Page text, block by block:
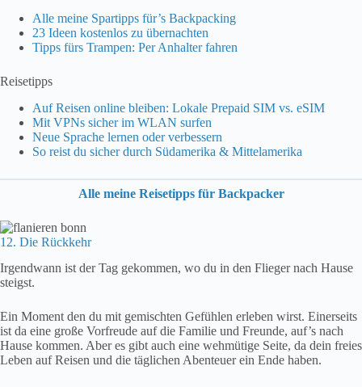
Alle meine Spartipps für’s Backpacking
23 Ideen kostenlos zu übernachten
Tipps fürs Trampen: Per Anhalter fahren
Reisetipps
Auf Reisen online bleiben: Lokale Prepaid SIM vs. eSIM
Mit VPNs sicher im WLAN surfen
Neue Sprache lernen oder verbessern
So reist du sicher durch Südamerika & Mittelamerika
Alle meine Reisetipps für Backpacker
12. Die Rückkehr
Irgendwann ist der Tag gekommen, wo du in den Flieger nach Hause
steigst.
Ein Moment den du mit gemischten Gefühlen erleben wirst. Einerseits
ist da eine große Vorfreude auf die Familie und Freunde, auf’s nach
Hause kommen. Aber es gibt auch eine wehmütige Seite, da dein freies
Leben auf Reisen und die täglichen Abenteuer ein Ende haben.